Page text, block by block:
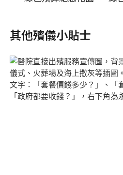
其他殯儀小貼士